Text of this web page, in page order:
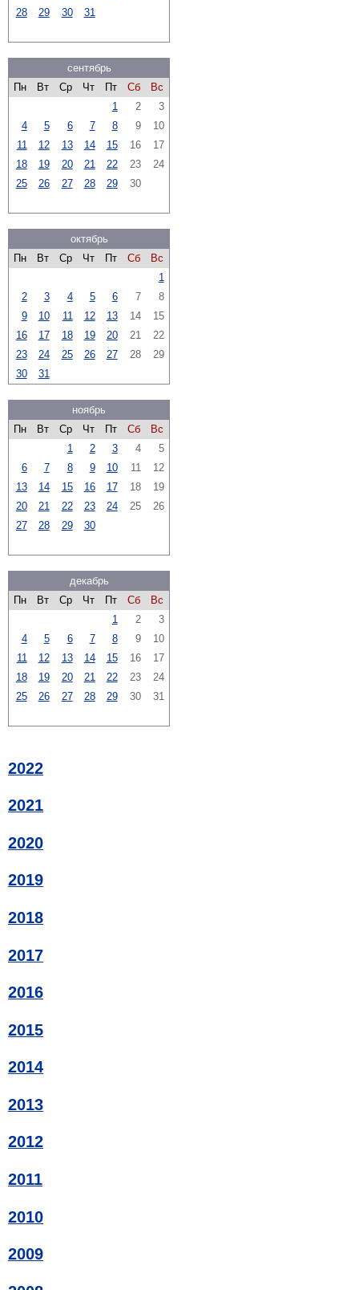
28
29 30 31
сентябрь
Пн
Вт Ср Чт Пт Сб
Вс
1
2
3
4
5 6 7 8 9
10
11
12 13 14 15 16
17
18
19 20 21 22 23
24
25
26 27 28 29 30
октябрь
Пн
Вт Ср Чт Пт Сб
Вс
1
2
3 4 5 6 7
8
9
10 11 12 13 14
15
16
17 18 19 20 21
22
23
24 25 26 27 28
29
30
31
ноябрь
Пн
Вт Ср Чт Пт Сб
Вс
1
2 3 4
5
6
7 8 9 10 11
12
13
14 15 16 17 18
19
20
21 22 23 24 25
26
27
28 29 30
декабрь
Пн
Вт Ср Чт Пт Сб
Вс
1
2
3
4
5 6 7 8 9
10
11
12 13 14 15 16
17
18
19 20 21 22 23
24
25
26 27 28 29 30 31
2022
2021
2020
2019
2018
2017
2016
2015
2014
2013
2012
2011
2010
2009